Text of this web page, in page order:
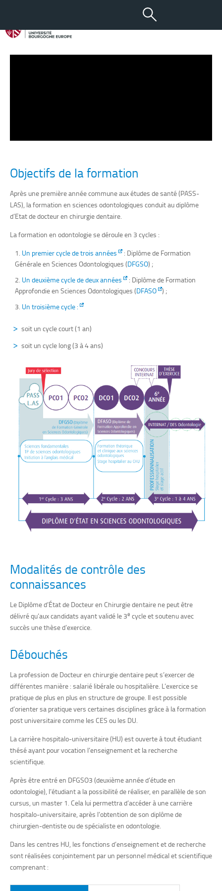
Les études en odontologie
Objectifs de la formation
Après une première année commune aux études de santé (PASS-
LAS), la formation en sciences odontologiques conduit au diplôme
d’Etat de docteur en chirurgie dentaire.
La formation en odontologie se déroule en 3 cycles :
Un premier cycle de trois années
: Diplôme de Formation
Générale en Sciences Odontologiques (DFGSO) ;
Un deuxième cycle de deux années
: Diplôme de Formation
Approfondie en Sciences Odontologiques (DFASO ) ;
Un troisième cycle :
soit un cycle court (1 an)
soit un cycle long (3 à 4 ans)
Modalités de contrôle des
connaissances
Le Diplôme d’État de Docteur en Chirurgie dentaire ne peut être
délivré qu’aux candidats ayant validé le 3e cycle et soutenu avec
succès une thèse d’exercice.
Débouchés
La profession de Docteur en chirurgie dentaire peut s’exercer de
différentes manière : salarié libérale ou hospitalière. L’exercice se
pratique de plus en plus en structure de groupe. Il est possible
d’orienter sa pratique vers certaines disciplines grâce à la formation
post universitaire comme les CES ou les DU.
La carrière hospitalo-universitaire (HU) est ouverte à tout étudiant
thésé ayant pour vocation l’enseignement et la recherche
scientifique.
Après être entré en DFGSO3 (deuxième année d’étude en
odontologie), l’étudiant a la possibilité de réaliser, en parallèle de son
cursus, un master 1. Cela lui permettra d’accéder à une carrière
hospitalo-universitaire, après l’obtention de son diplôme de
chirurgien-dentiste ou de spécialiste en odontologie.
Dans les centres HU, les fonctions d’enseignement et de recherche
sont réalisées conjointement par un personnel médical et scientifique
comprenant :